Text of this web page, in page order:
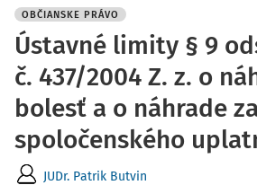
OBČIANSKE PRÁVO
Ústavné limity § 9
č. 437/2004 Z. z. o
bolesť a o náhrade
spoločenského
JUDr. Patrik Butvin